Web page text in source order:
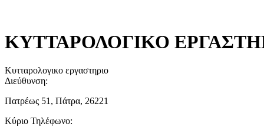
ΚΥΤΤΑΡΟΛΟΓΙΚΟ
Κυτταρολογικο εργαστηριο
Διεύθυνση:
Πατρέως 51, Πάτρα, 26221
Κύριο Τηλέφωνο: